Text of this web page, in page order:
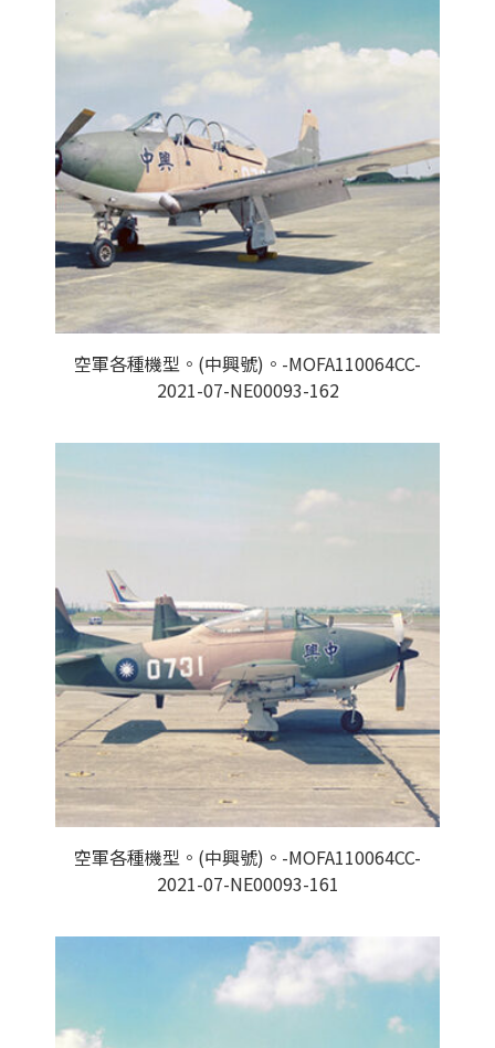
空軍各種機型。(中興號)。-MOFA110064CC-
2021-07-NE00093-162
空軍各種機型。(中興號)。-MOFA110064CC-
2021-07-NE00093-161